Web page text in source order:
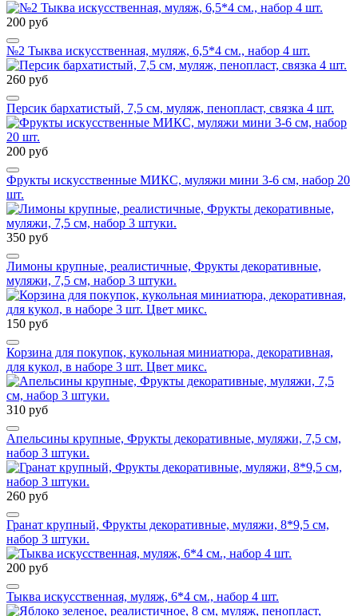
200 руб
№2 Тыква искусственная, муляж, 6,5*4 см., набор 4 шт.
260 руб
Персик бархатистый, 7,5 см, муляж, пенопласт, связка 4 шт.
200 руб
Фрукты искусственные МИКС, муляжи мини 3-6 см, набор 20
шт.
350 руб
Лимоны крупные, реалистичные, Фрукты декоративные,
муляжи, 7,5 см, набор 3 штуки.
150 руб
Корзина для покупок, кукольная миниатюра, декоративная,
для кукол, в наборе 3 шт. Цвет микс.
310 руб
Апельсины крупные, Фрукты декоративные, муляжи, 7,5 см,
набор 3 штуки.
260 руб
Гранат крупный, Фрукты декоративные, муляжи, 8*9,5 см,
набор 3 штуки.
200 руб
Тыква искусственная, муляж, 6*4 см., набор 4 шт.